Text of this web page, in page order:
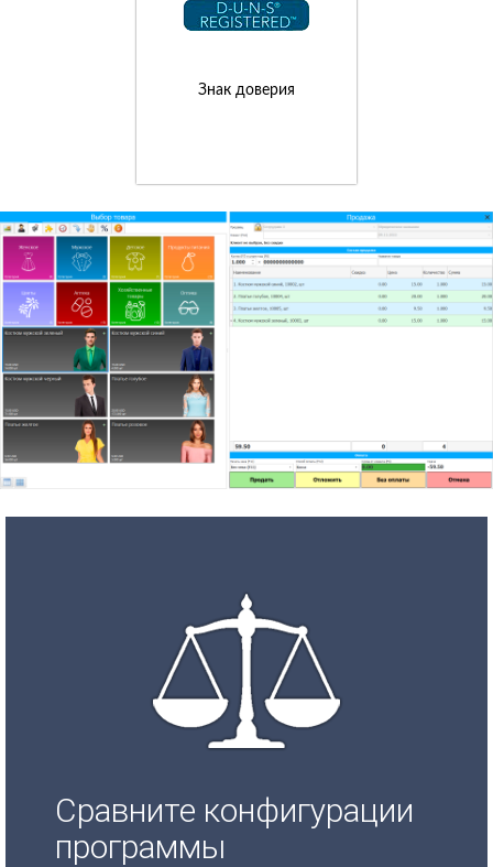
Знак доверия
Сравните конфигурации
программы